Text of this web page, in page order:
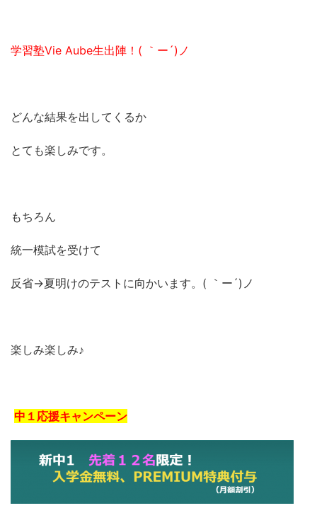
学習塾Vie Aube生出陣！( ｀ー´)ノ
どんな結果を出してくるか
とても楽しみです。
もちろん
統一模試を受けて
反省→夏明けのテストに向かいます。( ｀ー´)ノ
楽しみ楽しみ♪
中１応援キャンペーン